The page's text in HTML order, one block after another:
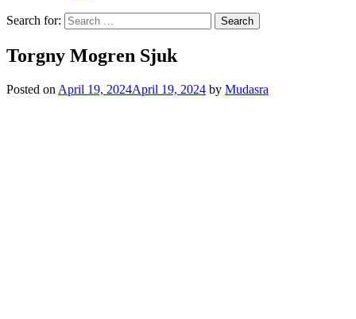
Search for:
Torgny Mogren Sjuk
Posted on April 19, 2024April 19, 2024 by Mudasra